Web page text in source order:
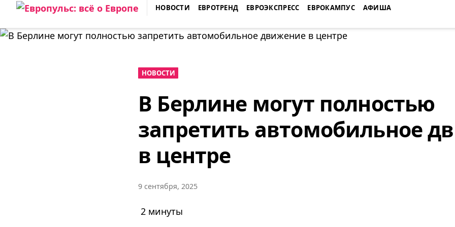
Skip
content
ЕВРОПУЛЬС: ВСЁ О ЕВРОПЕ
НОВОСТИ ЕВРОТРЕНД ЕВРОЭКСПРЕСС ЕВРОКАМПУС АФИША
НОВОСТИ
В Берлине могут полностью
запретить автомобильное
в центре
9 сентября, 2025
2 минуты